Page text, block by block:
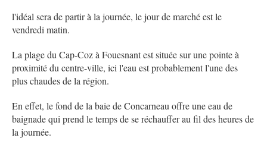
l'idéal sera de partir à la journée, le jour de marché est le
vendredi matin.
La plage du Cap-Coz à Fouesnant est située sur une pointe à
proximité du centre-ville, ici l'eau est probablement l'une des
plus chaudes de la région.
En effet, le fond de la baie de Concarneau offre une eau de
baignade qui prend le temps de se réchauffer au fil des heures de
la journée.